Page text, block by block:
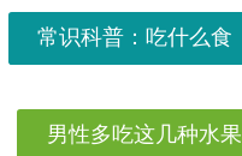
常识科普：吃什么食
男性多吃这几种水果